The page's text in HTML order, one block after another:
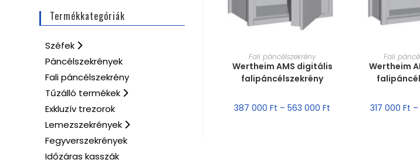
MÉRET VÁLASZTÁSA
Fali páncélszekrény
Wertheim AMS digitális
falipáncélszekrény
387 000Ft –563 000Ft
MÉRET
Fali
Wertheim
317 000Ft –
Termékkategóriák
Széfek
Páncélszekrények
Fali páncélszekrény
Tűzálló termékek
Exkluzív trezorok
Lemezszekrények
Fegyverszekrények
Időzáras kasszák